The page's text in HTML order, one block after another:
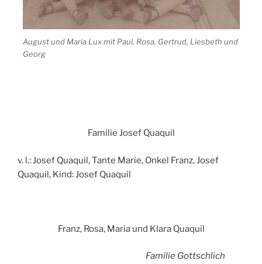
August und Maria Lux mit Paul, Rosa, Gertrud, Liesbeth und
Georg
Familie Josef Quaquil
v. l.: Josef Quaquil, Tante Marie, Onkel Franz, Josef
Quaquil, Kind: Josef Quaquil
Franz, Rosa, Maria und Klara Quaquil
Familie Gottschlich